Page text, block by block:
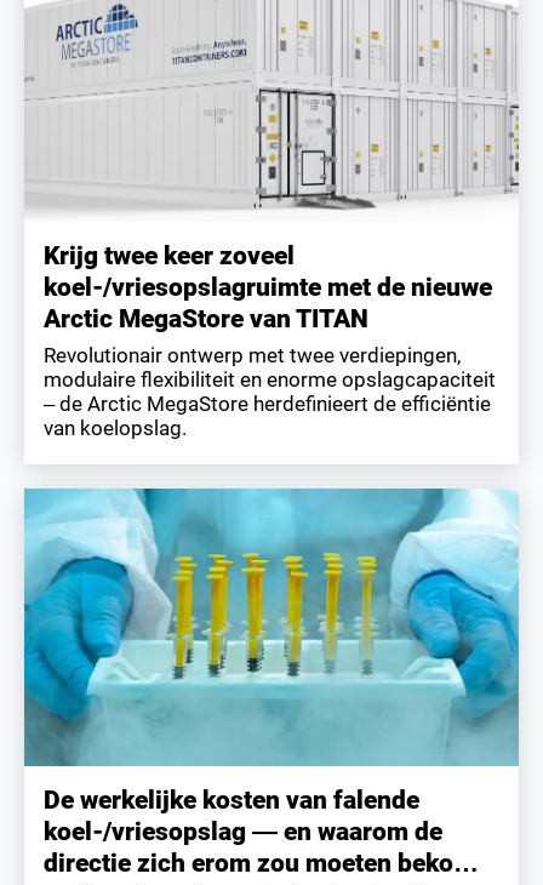
Krijg twee keer zoveel
koel-/vriesopslagruimte met de nieuwe
Arctic MegaStore van TITAN
Revolutionair ontwerp met twee verdiepingen,
modulaire flexibiliteit en enorme opslagcapaciteit
– de Arctic MegaStore herdefinieert de efficiëntie
van koelopslag.
De werkelijke kosten van falende
koel-/vriesopslag — en waarom de
directie zich erom zou moeten beko…